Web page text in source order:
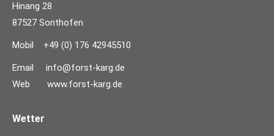
Hinang 28
87527 Sonthofen
Mobil +49 (0) 176 42945510
Email info@forst-karg.de
Web www.forst-karg.de
Wetter